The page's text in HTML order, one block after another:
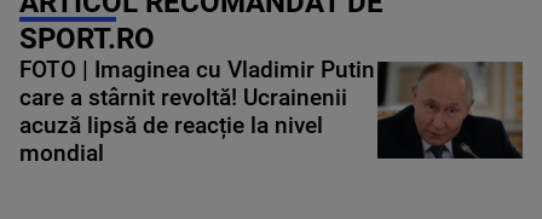
SPORT.RO
FOTO | Imaginea cu Vladimir Putin
care a stârnit revoltă! Ucrainenii
acuză lipsă de reacție la nivel
mondial